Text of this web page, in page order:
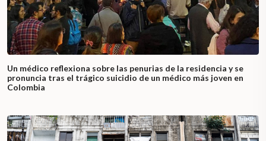
Un médico reflexiona sobre las penurias de la residencia y se
pronuncia tras el trágico suicidio de un médico más joven en
Colombia